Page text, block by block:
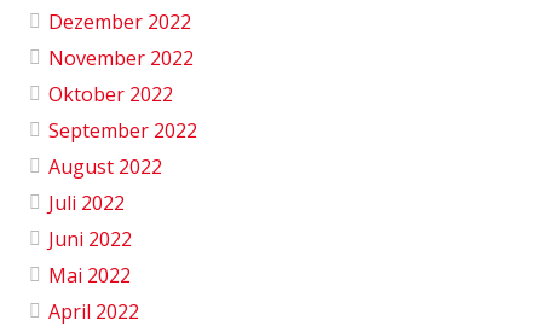
Dezember 2022
November 2022
Oktober 2022
September 2022
August 2022
Juli 2022
Juni 2022
Mai 2022
April 2022